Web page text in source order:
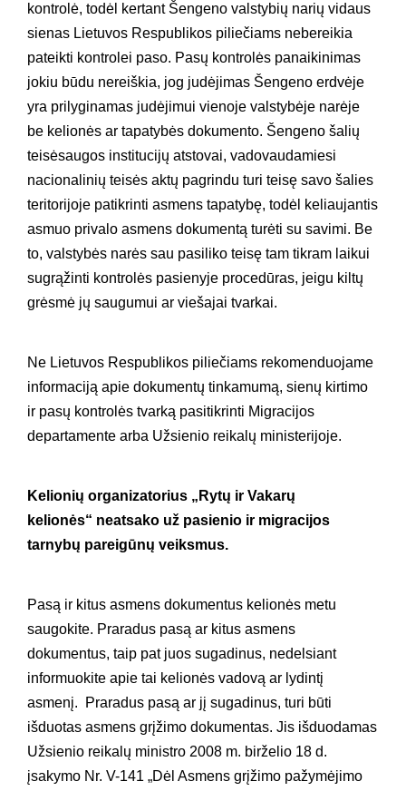
kontrolė, todėl kertant Šengeno valstybių narių vidaus
sienas Lietuvos Respublikos piliečiams nebereikia
pateikti kontrolei paso. Pasų kontrolės panaikinimas
jokiu būdu nereiškia, jog judėjimas Šengeno erdvėje
yra prilyginamas judėjimui vienoje valstybėje narėje
be kelionės ar tapatybės dokumento. Šengeno šalių
teisėsaugos institucijų atstovai, vadovaudamiesi
nacionalinių teisės aktų pagrindu turi teisę savo šalies
teritorijoje patikrinti asmens tapatybę, todėl keliaujantis
asmuo privalo asmens dokumentą turėti su savimi. Be
to, valstybės narės sau pasiliko teisę tam tikram laikui
sugrąžinti kontrolės pasienyje procedūras, jeigu kiltų
grėsmė jų saugumui ar viešajai tvarkai.
Ne Lietuvos Respublikos piliečiams rekomenduojame
informaciją apie dokumentų tinkamumą, sienų kirtimo
ir pasų kontrolės tvarką pasitikrinti Migracijos
departamente arba Užsienio reikalų ministerijoje.
Kelionių organizatorius „Rytų ir Vakarų
kelionės“ neatsako už pasienio ir migracijos
tarnybų pareigūnų veiksmus.
Pasą ir kitus asmens dokumentus kelionės metu
saugokite. Praradus pasą ar kitus asmens
dokumentus, taip pat juos sugadinus, nedelsiant
informuokite apie tai kelionės vadovą ar lydintį
asmenį. Praradus pasą ar jį sugadinus, turi būti
išduotas asmens grįžimo dokumentas. Jis išduodamas
Užsienio reikalų ministro 2008 m. birželio 18 d.
įsakymo Nr. V-141 „Dėl Asmens grįžimo pažymėjimo